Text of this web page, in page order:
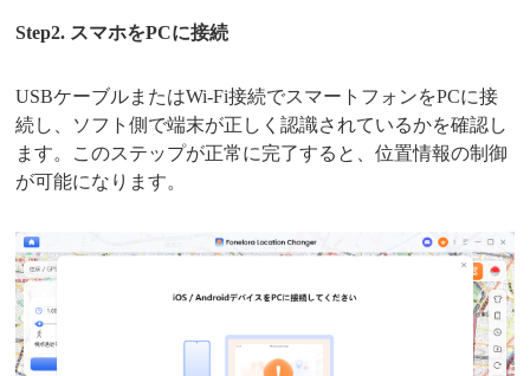
Step2. スマホをPCに接続
USBケーブルまたはWi-Fi接続でスマートフォンをPCに接
続し、ソフト側で端末が正しく認識されているかを確認し
ます。このステップが正常に完了すると、位置情報の制御
が可能になります。